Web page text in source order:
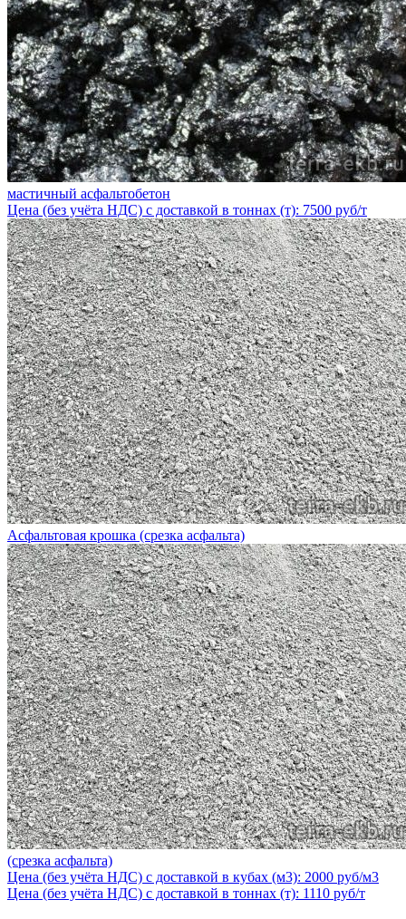
мастичный асфальтобетон
Цена (без учёта НДС) с доставкой в тоннах (т): 7500 руб/т
Асфальтовая крошка (срезка асфальта)
(срезка асфальта)
Цена (без учёта НДС) с доставкой в кубах (м3): 2000 руб/м3
Цена (без учёта НДС) с доставкой в тоннах (т): 1110 руб/т